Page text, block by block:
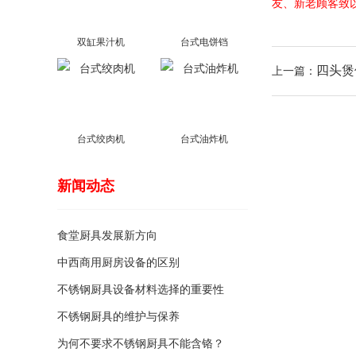
双缸果汁机 台式电饼铛
台式绞肉机 台式油炸机
新闻动态
食堂厨具发展新方向
中西商用厨房设备的区别
不锈钢厨具设备材料选择的重要性
不锈钢厨具的维护与保养
为何不要求不锈钢厨具不能含铬？
友、新老顾客致
上一篇： 四头